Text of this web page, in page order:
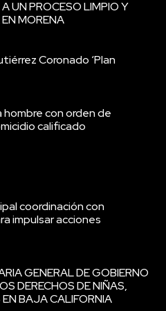
UN PROCESO LIMPIO Y
MORENA
Coronado ‘Plan
hombre con orden de
calificado
coordinación con
impulsar acciones
GENERAL DE GOBIERNO
DERECHOS DE NIÑAS,
BAJA CALIFORNIA